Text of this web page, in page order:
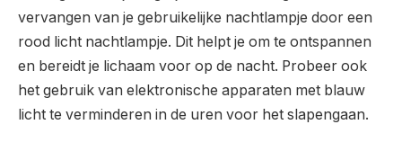
vervangen van je gebruikelijke nachtlampje door een
rood licht nachtlampje. Dit helpt je om te ontspannen
en bereidt je lichaam voor op de nacht. Probeer ook
het gebruik van elektronische apparaten met blauw
licht te verminderen in de uren voor het slapengaan.